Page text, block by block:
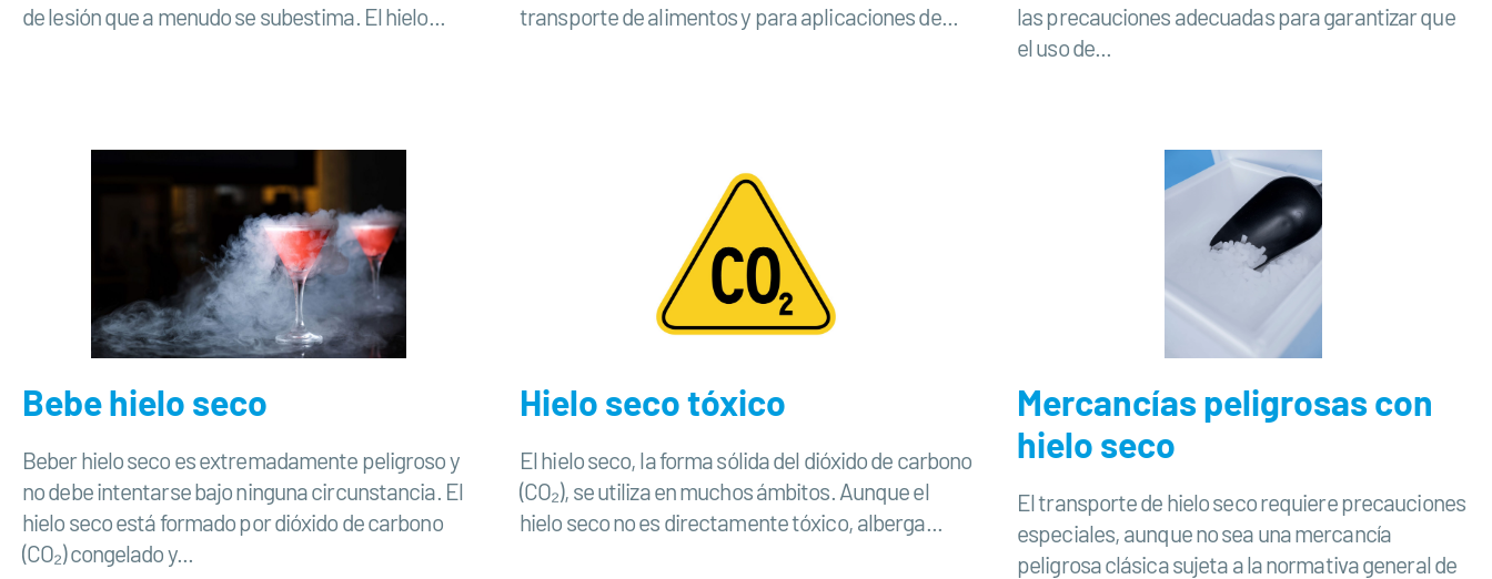
de lesión que a menudo se subestima. El hielo...
transporte de alimentos y para aplicaciones de...
las precauciones adecuadas para garantizar que
el uso de...
Bebe hielo seco
Beber hielo seco es extremadamente peligroso y
no debe intentarse bajo ninguna circunstancia. El
hielo seco está formado por dióxido de carbono
(CO₂) congelado y...
Hielo seco tóxico
El hielo seco, la forma sólida del dióxido de carbono
(CO₂), se utiliza en muchos ámbitos. Aunque el
hielo seco no es directamente tóxico, alberga...
Mercancías peligrosas con
hielo seco
El transporte de hielo seco requiere precauciones
especiales, aunque no sea una mercancía
peligrosa clásica sujeta a la normativa general de